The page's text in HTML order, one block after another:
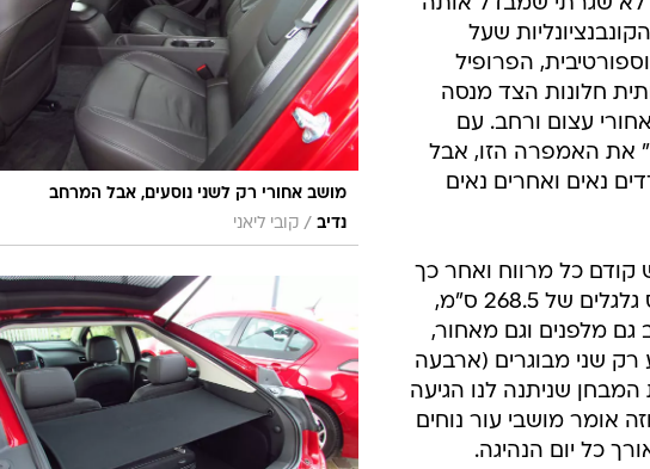
מושב אחורי רק לשני נוסעים, אבל המרחב
נדיב / קובי ליאני
שעל
הפרופיל
חלונות הצד מנסה
עצום ורחב. עם
את האמפרה הזו, אבל
נאים ואחרים נאים
קודם כל מרווח ואחר כך
טכנולוגי ועמוס. עם בסיס גלגלים של 268.5 ס"מ,
מלפנים וגם מאחור,
רק שני מבוגרים (ארבעה
שניתנה לנו הגיעה
אומר מושבי עור נוחים
כל יום הנהיגה.